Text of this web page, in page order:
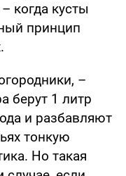
когда кусты
принцип
–
берут 1 литр
и разбавляют
тонкую
Но такая